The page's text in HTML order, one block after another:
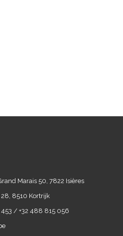
Marais 50, 7822 Isières
8510 Kortrijk
453 / +32 488 815 056